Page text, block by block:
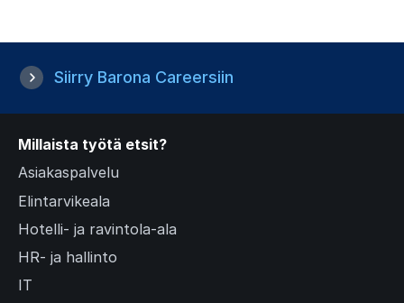
n
t
s
l
i
d
Siirry Barona Careersiin
Millaista työtä etsit?
Asiakaspalvelu
Elintarvikeala
Hotelli- ja ravintola-ala
HR- ja hallinto
IT